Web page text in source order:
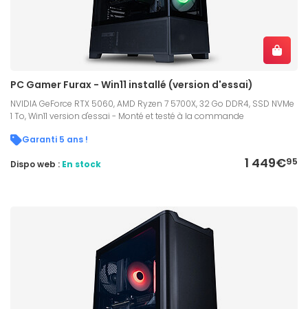
PC Gamer Furax - Win11 installé (version d'essai)
NVIDIA GeForce RTX 5060, AMD Ryzen 7 5700X, 32 Go DDR4, SSD NVMe
1 To, Win11 version d'essai - Monté et testé à la commande
Garanti 5 ans !
1 449€95
Dispo web : En stock